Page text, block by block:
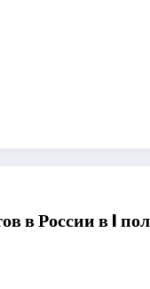
в России в I